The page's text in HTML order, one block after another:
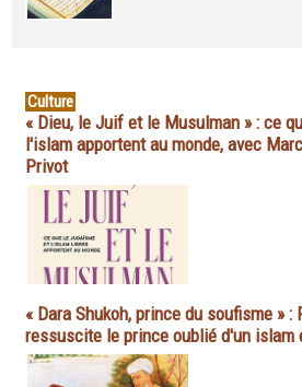
Culture
« Dieu, le Juif et le Musulman » : ce
l'islam apportent au monde, avec
Privot
« Dara Shukoh, prince du soufisme » :
ressuscite le prince oublié d'un islam